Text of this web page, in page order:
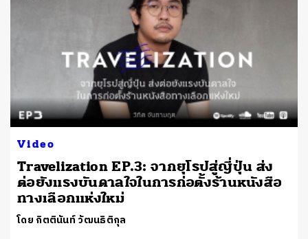
Video
Travelization EP.3: จากยุโรปสู่ญี่ปุ่น ส่ง
ต่อยังแรงบันดาลใจในการก่อตั้งร้านหนังสือ
ทางเลือกแห่งใหม่
โดย กิตตินันท์ วัฒนธิติกุล